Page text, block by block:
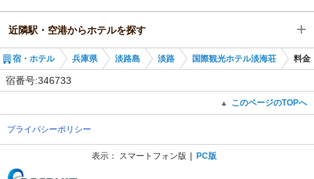
淡路島
淡路
兵庫県
淡路島
近隣駅・空港からホテルを探す
舞子駅
朝霧駅
宿・ホテル 兵庫県 淡路島 淡路 国際観光ホテル淡海荘 料金
宿番号:346733
▲ このページのTOPへ
プライバシーポリシー
表示： スマートフォン版 PC版